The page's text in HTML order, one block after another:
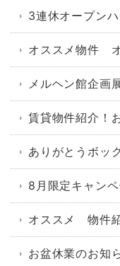
3連休オープンハ
オススメ物件
メルヘン館企
賃貸物件紹介！
ありがとうボッ
8月限定キャン
オススメ 物件
お盆休業のお知